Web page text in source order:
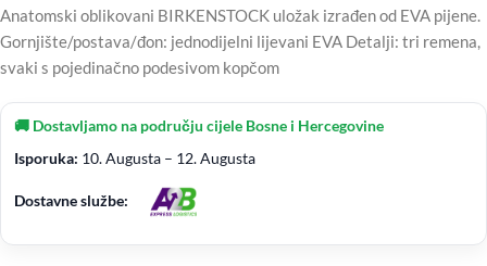
Anatomski oblikovani BIRKENSTOCK uložak izrađen od EVA pijene.
Gornjište/postava/đon: jednodijelni lijevani EVA Detalji: tri remena,
svaki s pojedinačno podesivom kopčom
🚚 Dostavljamo na području cijele Bosne i Hercegovine
Isporuka: 10. Augusta – 12. Augusta
Dostavne službe: